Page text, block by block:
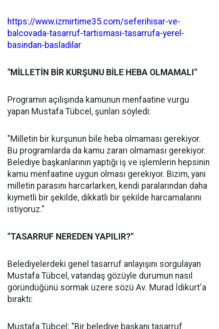
https://www.izmirtime35.com/seferihisar-ve-
balcovada-tasarruf-tartismasi-tasarrufa-yerel-
basindan-basladilar
"MİLLETİN BİR KURŞUNU BİLE HEBA OLMAMALI"
Programın açılışında kamunun menfaatine vurgu
yapan Mustafa Tübcel, şunları söyledi:
"Milletin bir kurşunun bile heba olmaması gerekiyor.
Bu programlarda da kamu zararı olmaması gerekiyor.
Belediye başkanlarının yaptığı iş ve işlemlerin hepsinin
kamu menfaatine uygun olması gerekiyor. Bizim, yani
milletin parasını harcarlarken, kendi paralarından daha
kıymetli bir şekilde, dikkatli bir şekilde harcamalarını
istiyoruz."
"TASARRUF NEREDEN YAPILIR?"
Belediyelerdeki genel tasarruf anlayışını sorgulayan
Mustafa Tübcel, vatandaş gözüyle durumun nasıl
göründüğünü sormak üzere sözü Av. Murad İdikurt'a
bıraktı:
Mustafa Tübcel: "Bir belediye başkanı tasarruf